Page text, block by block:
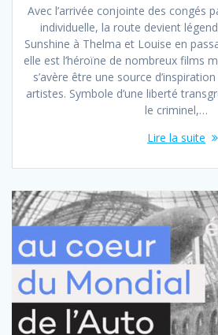
Avec l’arrivée conjointe des congés
individuelle, la route devient
Sunshine à Thelma et Louise en
elle est l’héroïne de nombreux films
s’avère être une source
artistes. Symbole d’une liberté
le criminel,…
Lire la suite